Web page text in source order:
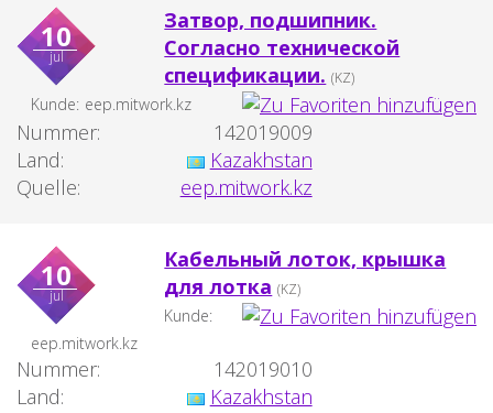
10
jul
Затвор, подшипник.
Согласно технической
спецификации. (KZ)
Kunde: eep.mitwork.kz
Nummer:
142019009
Land:
Kazakhstan
Quelle:
eep.mitwork.kz
10
jul
Кабельный лоток, крышка
для лотка (KZ)
Kunde:
eep.mitwork.kz
Nummer:
142019010
Land:
Kazakhstan